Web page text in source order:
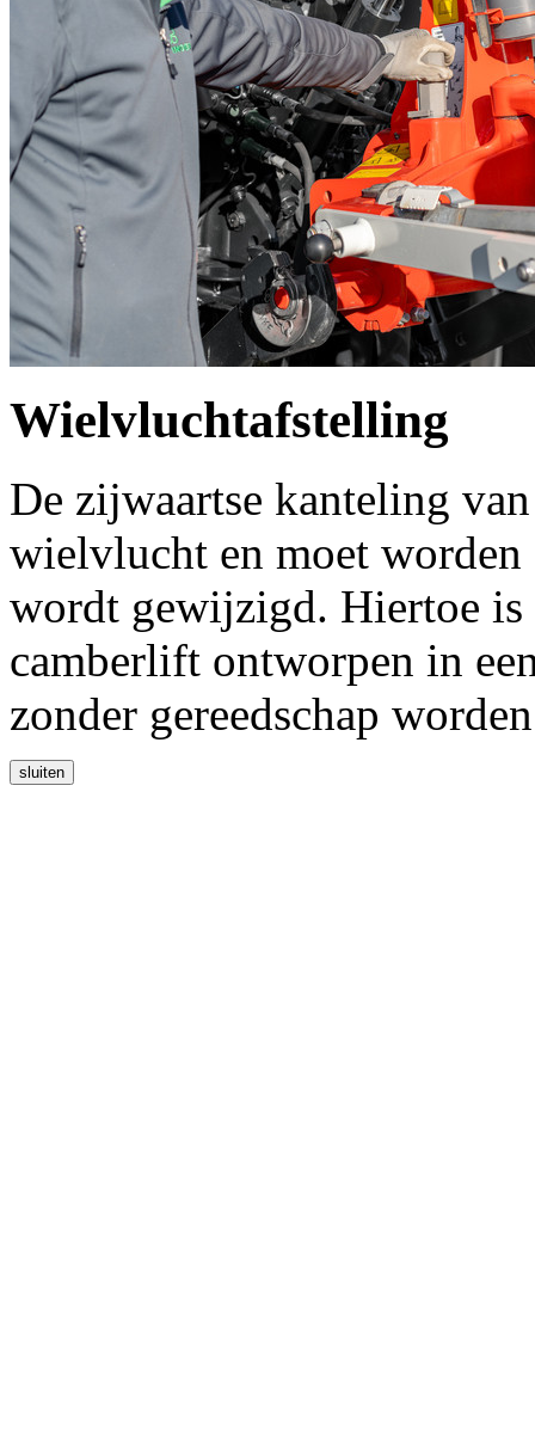
Wielvluchtafstelling
De zijwaartse kanteling
wielvlucht en moet worden
wordt gewijzigd. Hiertoe
camberlift ontworpen in
zonder gereedschap
sluiten